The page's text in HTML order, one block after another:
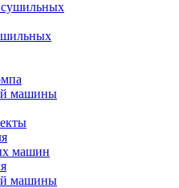
машины
машин
машины